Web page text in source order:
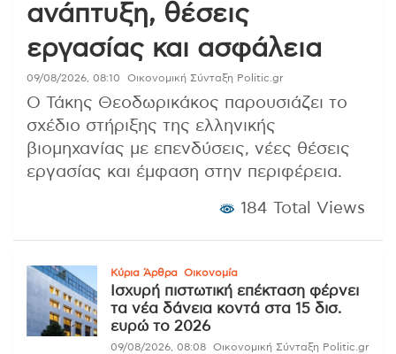
ανάπτυξη, θέσεις
εργασίας και ασφάλεια
09/08/2026, 08:10 Οικονομική Σύνταξη Politic.gr
Ο Τάκης Θεοδωρικάκος παρουσιάζει το
σχέδιο στήριξης της ελληνικής
βιομηχανίας με επενδύσεις, νέες θέσεις
εργασίας και έμφαση στην περιφέρεια.
184 Total Views
Κύρια Άρθρα Οικονομία
Ισχυρή πιστωτική επέκταση φέρνει
τα νέα δάνεια κοντά στα 15 δισ.
ευρώ το 2026
09/08/2026, 08:08 Οικονομική Σύνταξη Politic.gr